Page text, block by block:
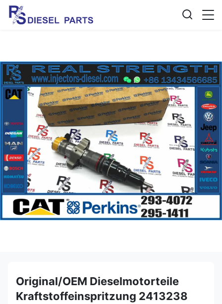
Original/OEM Dieselmotorteile
Kraftstoffeinspritzung 2413238